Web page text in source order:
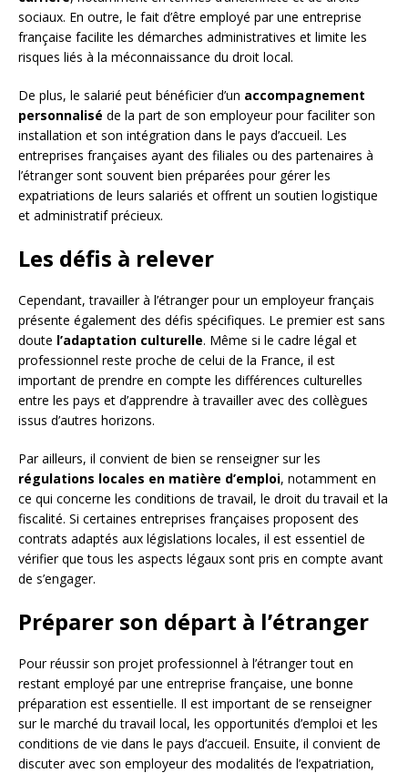
sociaux. En outre, le fait d’être employé par une entreprise
française facilite les démarches administratives et limite les
risques liés à la méconnaissance du droit local.
De plus, le salarié peut bénéficier d’un accompagnement
personnalisé de la part de son employeur pour faciliter son
installation et son intégration dans le pays d’accueil. Les
entreprises françaises ayant des filiales ou des partenaires à
l’étranger sont souvent bien préparées pour gérer les
expatriations de leurs salariés et offrent un soutien logistique
et administratif précieux.
Les défis à relever
Cependant, travailler à l’étranger pour un employeur français
présente également des défis spécifiques. Le premier est sans
doute l’adaptation culturelle. Même si le cadre légal et
professionnel reste proche de celui de la France, il est
important de prendre en compte les différences culturelles
entre les pays et d’apprendre à travailler avec des collègues
issus d’autres horizons.
Par ailleurs, il convient de bien se renseigner sur les
régulations locales en matière d’emploi, notamment en
ce qui concerne les conditions de travail, le droit du travail et la
fiscalité. Si certaines entreprises françaises proposent des
contrats adaptés aux législations locales, il est essentiel de
vérifier que tous les aspects légaux sont pris en compte avant
de s’engager.
Préparer son départ à l’étranger
Pour réussir son projet professionnel à l’étranger tout en
restant employé par une entreprise française, une bonne
préparation est essentielle. Il est important de se renseigner
sur le marché du travail local, les opportunités d’emploi et les
conditions de vie dans le pays d’accueil. Ensuite, il convient de
discuter avec son employeur des modalités de l’expatriation,